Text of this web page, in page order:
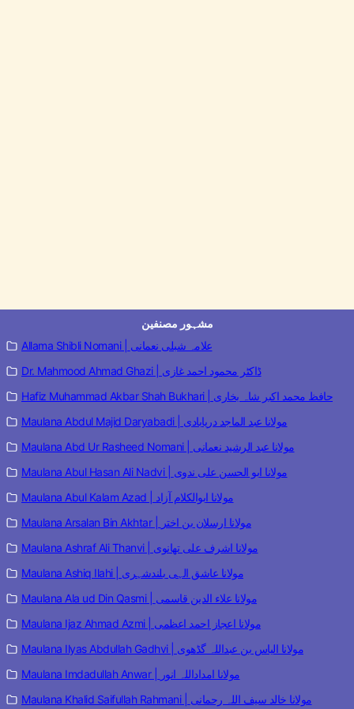
مشہور مصنفین
Allama Shibli Nomani | علامہ شبلی نعمانی
Dr. Mahmood Ahmad Ghazi | ڈاکٹر محمود احمد غازی
Hafiz Muhammad Akbar Shah Bukhari | حافظ محمد اکبر شاہ بخاری
Maulana Abdul Majid Daryabadi | مولانا عبد الماجد دریابادی
Maulana Abd Ur Rasheed Nomani | مولانا عبد الرشید نعمانی
Maulana Abul Hasan Ali Nadvi | مولانا ابو الحسن علی ندوی
Maulana Abul Kalam Azad | مولانا ابوالکلام آزاد
Maulana Arsalan Bin Akhtar | مولانا ارسلان بن اختر
Maulana Ashraf Ali Thanvi | مولانا اشرف علی تھانوی
Maulana Ashiq Ilahi | مولانا عاشق الہی بلندشہری
Maulana Ala ud Din Qasmi | مولانا علاء الدین قاسمی
Maulana Ijaz Ahmad Azmi | مولانا اعجاز احمد اعظمی
Maulana Ilyas Abdullah Gadhvi | مولانا الیاس بن عبداللہ گڈھوی
Maulana Imdadullah Anwar | مولانا امداداللہ انور
Maulana Khalid Saifullah Rahmani | مولانا خالد سیف اللہ رحمانی